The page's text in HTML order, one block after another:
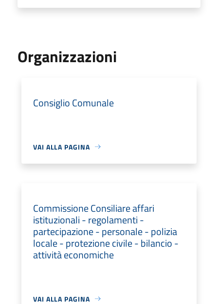
Organizzazioni
Consiglio Comunale
VAI ALLA PAGINA
Commissione Consiliare affari
istituzionali - regolamenti -
partecipazione - personale - polizia
locale - protezione civile - bilancio -
attività economiche
VAI ALLA PAGINA